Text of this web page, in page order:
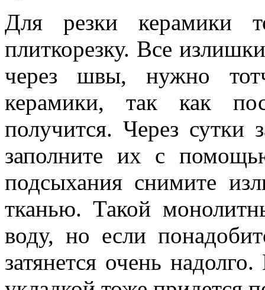
Для резки керамики
плиткорезку. Все
через швы, нужно
керамики, так как
получится. Через сутки
заполните их с
подсыхания снимите
тканью. Такой
воду, но если
затянется очень